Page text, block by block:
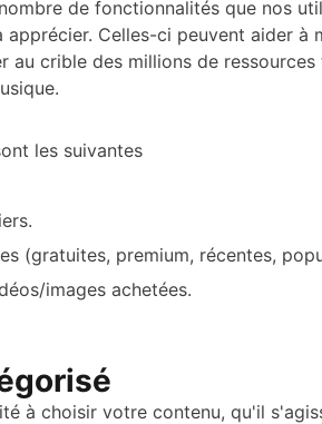
de fonctionnalités que nos
apprécier. Celles-ci peuvent aider à
au crible des millions de
les suivantes
(gratuites, premium, récentes,
images achetées.
à choisir votre contenu, qu'il